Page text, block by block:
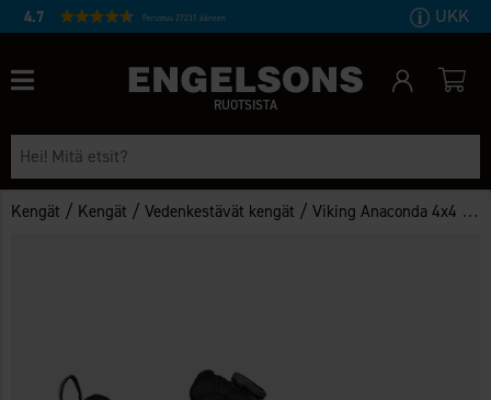
4.7 Perustuu 27231 ääneen UKK
RUOTSISTA
Kengät / Kengät /Vedenkestävät kengät /Viking Anaconda 4x4 GTX Musta